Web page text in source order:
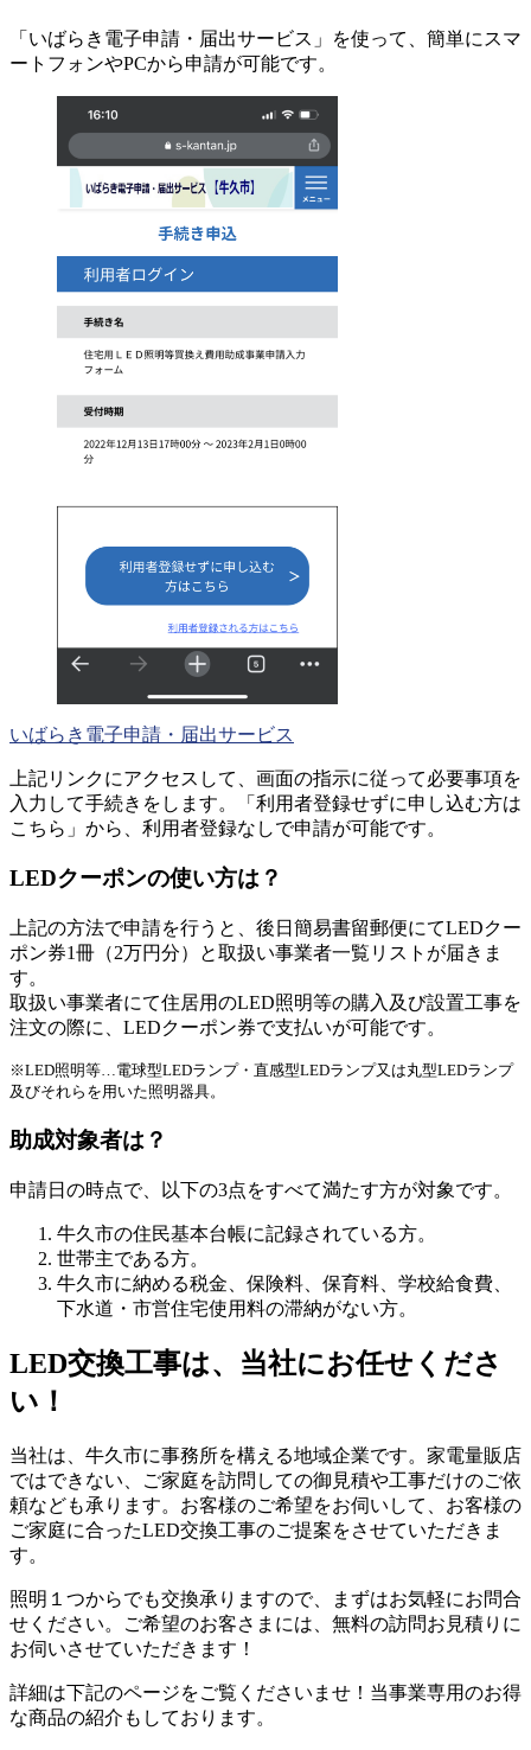
「いばらき電子申請・届出サービス」を使って、簡単にスマ
ートフォンやPCから申請が可能です。
いばらき電子申請・届出サービス
上記リンクにアクセスして、画面の指示に従って必要事項を
入力して手続きをします。「利用者登録せずに申し込む方は
こちら」から、利用者登録なしで申請が可能です。
LEDクーポンの使い方は？
上記の方法で申請を行うと、後日簡易書留郵便にてLEDクー
ポン券1冊（2万円分）と取扱い事業者一覧リストが届きま
す。
取扱い事業者にて住居用のLED照明等の購入及び設置工事を
注文の際に、LEDクーポン券で支払いが可能です。
※LED照明等…電球型LEDランプ・直感型LEDランプ又は丸型LEDランプ
及びそれらを用いた照明器具。
助成対象者は？
申請日の時点で、以下の3点をすべて満たす方が対象です。
牛久市の住民基本台帳に記録されている方。
世帯主である方。
牛久市に納める税金、保険料、保育料、学校給食費、
下水道・市営住宅使用料の滞納がない方。
LED交換工事は、当社にお任せくださ
い！
当社は、牛久市に事務所を構える地域企業です。家電量販店
ではできない、ご家庭を訪問しての御見積や工事だけのご依
頼なども承ります。お客様のご希望をお伺いして、お客様の
ご家庭に合ったLED交換工事のご提案をさせていただきま
す。
照明１つからでも交換承りますので、まずはお気軽にお問合
せください。ご希望のお客さまには、無料の訪問お見積りに
お伺いさせていただきます！
詳細は下記のページをご覧くださいませ！当事業専用のお得
な商品の紹介もしております。